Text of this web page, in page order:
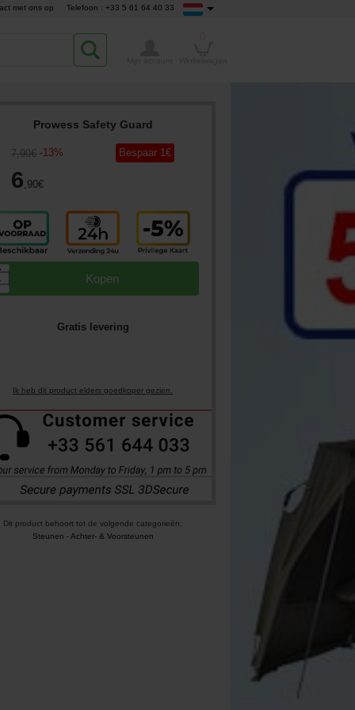
met ons op Telefoon : +33 5 61 64 40 33
Prowess Safety Guard
7,90€ -13%
6,90€
Bespaar 1€
Kopen
Gratis levering
Ik heb dit product elders goedkoper gezien.
Dit product behoort tot de volgende categorieën:
Steunen -Achter- & Voorsteunen